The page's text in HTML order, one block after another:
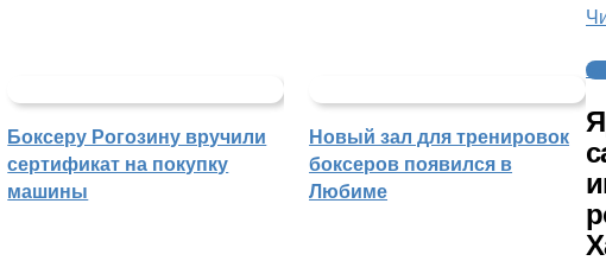
Боксеру Рогозину вручили
сертификат на покупку
машины
Новый зал для тренировок
боксеров появился в
Любиме